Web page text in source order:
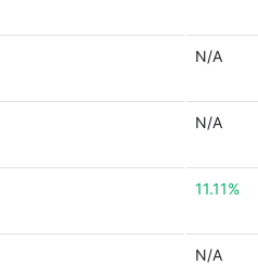
N/A
N/A
11.11%
N/A